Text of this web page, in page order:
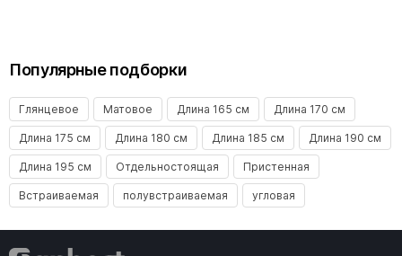
Популярные подборки
Глянцевое Матовое Длина 165 см Длина 170 см
Длина 175 см Длина 180 см Длина 185 см Длина 190 см
Длина 195 см Отдельностоящая Пристенная
Встраиваемая полувстраиваемая угловая